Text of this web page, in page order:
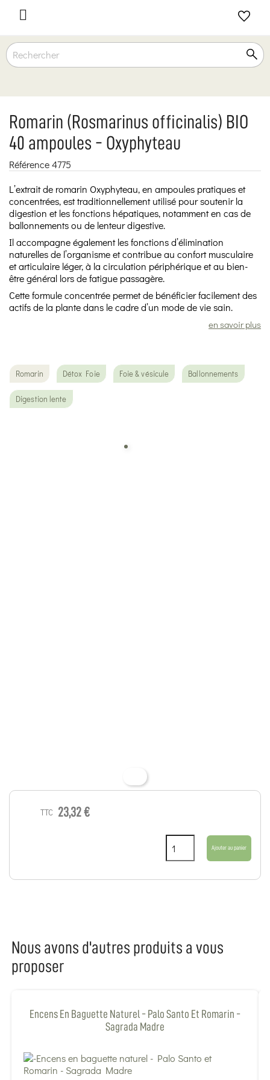

Romarin (Rosmarinus officinalis) BIO
40 ampoules - Oxyphyteau
Référence4775
L’extrait de romarin Oxyphyteau, en ampoules pratiques et
concentrées, est traditionnellement utilisé pour soutenir la
digestion et les fonctions hépatiques, notamment en cas de
ballonnements ou de lenteur digestive.
Il accompagne également les fonctions d’élimination
naturelles de l’organisme et contribue au confort musculaire
et articulaire léger, à la circulation périphérique et au bien-
être général lors de fatigue passagère.
Cette formule concentrée permet de bénéficier facilement des
actifs de la plante dans le cadre d’un mode de vie sain.
en savoir plus
Romarin Détox Foie Foie & vésicule Ballonnements
Digestion lente
TTC 23,32 €
Ajouter au panier
Nous avons d'autres produits a vous
proposer
Encens En Baguette Naturel - Palo Santo Et Romarin -
Sagrada Madre